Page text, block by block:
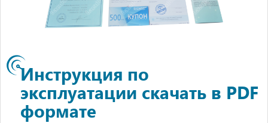
Инструкция по
эксплуатации скачать в PDF
формате